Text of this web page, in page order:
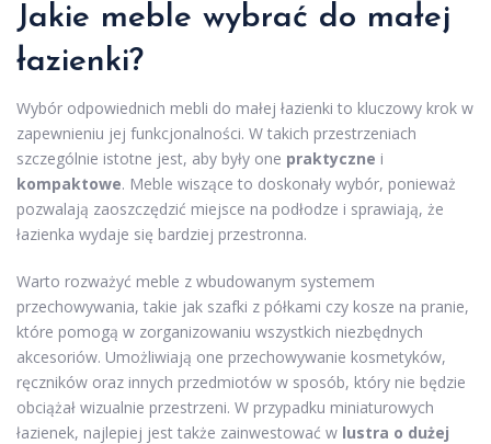
Jakie meble wybrać do małej
łazienki?
Wybór odpowiednich mebli do małej łazienki to kluczowy krok w
zapewnieniu jej funkcjonalności. W takich przestrzeniach
szczególnie istotne jest, aby były one praktyczne i
kompaktowe. Meble wiszące to doskonały wybór, ponieważ
pozwalają zaoszczędzić miejsce na podłodze i sprawiają, że
łazienka wydaje się bardziej przestronna.
Warto rozważyć meble z wbudowanym systemem
przechowywania, takie jak szafki z półkami czy kosze na pranie,
które pomogą w zorganizowaniu wszystkich niezbędnych
akcesoriów. Umożliwiają one przechowywanie kosmetyków,
ręczników oraz innych przedmiotów w sposób, który nie będzie
obciążał wizualnie przestrzeni. W przypadku miniaturowych
łazienek, najlepiej jest także zainwestować w lustra o dużej